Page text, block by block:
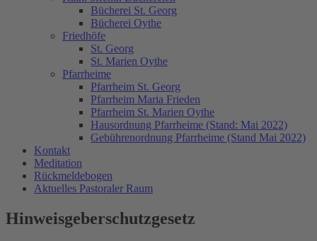
Bücherei St. Georg
Bücherei Oythe
Friedhöfe
St. Georg
St. Marien Oythe
Pfarrheime
Pfarrheim St. Georg
Pfarrheim Maria Frieden
Pfarrheim St. Marien Oythe
Hausordnung Pfarrheime (Stand: Mai 2022)
Gebührenordnung Pfarrheime (Stand Mai 2022)
Kontakt
Meditation
Rückmeldebogen
Aktuelles Pastoraler Raum
Hinweisgeberschutzgesetz